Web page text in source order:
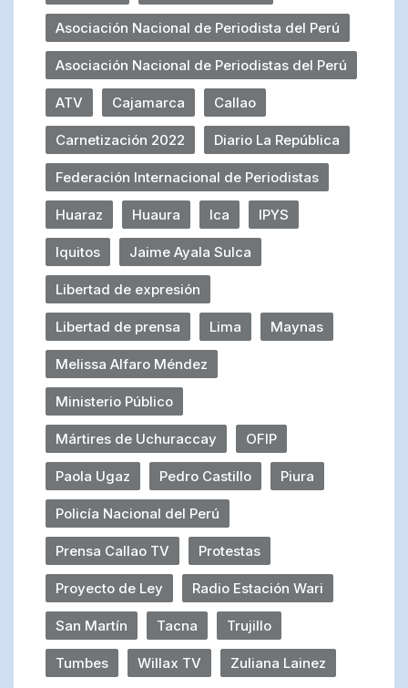
Asociación Nacional de Periodista del Perú
Asociación Nacional de Periodistas del Perú
ATV Cajamarca Callao
Carnetización 2022 Diario La República
Federación Internacional de Periodistas
Huaraz Huaura Ica IPYS
Iquitos Jaime Ayala Sulca
Libertad de expresión
Libertad de prensa Lima Maynas
Melissa Alfaro Méndez
Ministerio Público
Mártires de Uchuraccay OFIP
Paola Ugaz Pedro Castillo Piura
Policía Nacional del Perú
Prensa Callao TV Protestas
Proyecto de Ley Radio Estación Wari
San Martín Tacna Trujillo
Tumbes Willax TV Zuliana Lainez